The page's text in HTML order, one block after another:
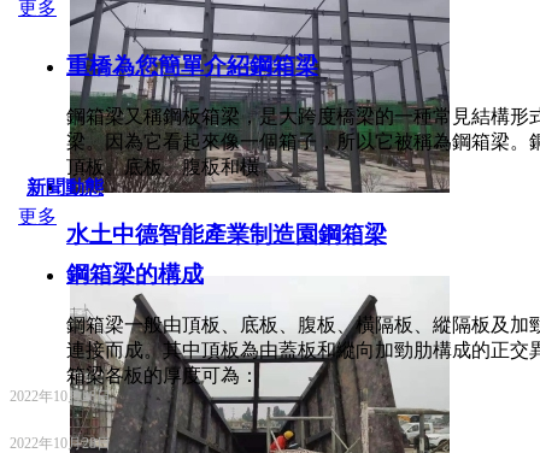
水土中德智能產業制造園鋼箱梁
更多
重橋為您簡單介紹鋼箱梁
鋼箱梁又稱鋼板箱梁，是大跨度橋梁的一種常見結構形
梁。因為它看起來像一個箱子，所以它被稱為鋼箱梁。
頂板、底板、腹板和橫
新聞動態
更多
鋼箱梁的構成
鋼箱梁一般由頂板、底板、腹板、橫隔板、縱隔板及加
連接而成。其中頂板為由蓋板和縱向加勁肋構成的正交
箱梁各板的厚度可為：
2022年10月28日
2022年10月28日